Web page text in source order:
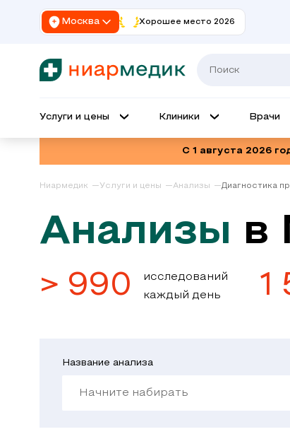
Москва Хорошее место 2026
Услуги и цены Клиники Врачи
С 1 августа 2026
Ниармедик Услуги и цены Анализы Диагностика
Анализы в
> 990
исследований
каждый день
1
Название анализа